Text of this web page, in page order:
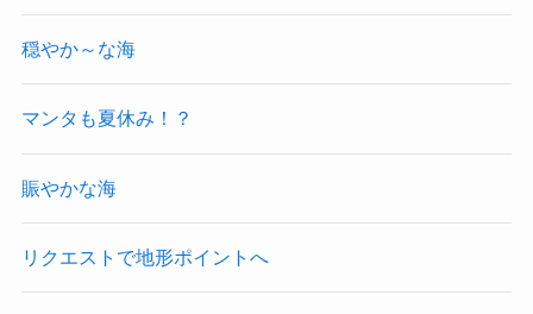
穏やか～な海
マンタも夏休み！？
賑やかな海
リクエストで地形ポイントへ